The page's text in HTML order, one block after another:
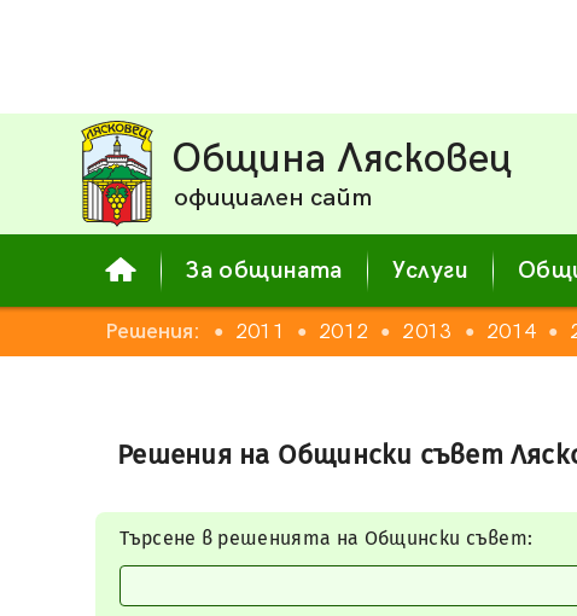
Община Лясковец
официален сайт
За общината Услуги
Решения:
2009 ● 2010 ● 2011 ● 2012 ● 2013 ● 2014 ●
Решения на Общински съвет
Търсене в решенията на Общински съвет: